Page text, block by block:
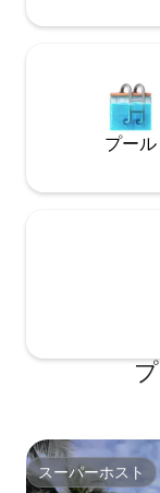
プール
スーパーホスト
スーパーホスト